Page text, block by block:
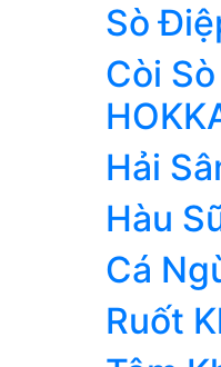
Sò
Còi
Hải
Hàu
Cá
Ruốt